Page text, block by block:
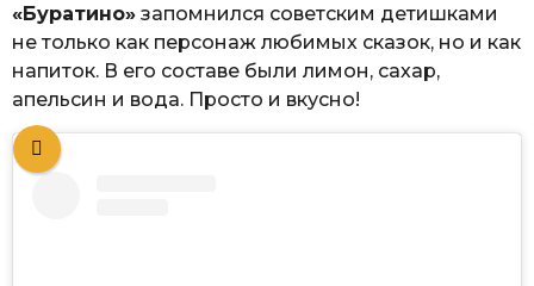
«Буратино» запомнился советским детишками
не только как персонаж любимых сказок, но и как
напиток. В его составе были лимон, сахар,
апельсин и вода. Просто и вкусно!